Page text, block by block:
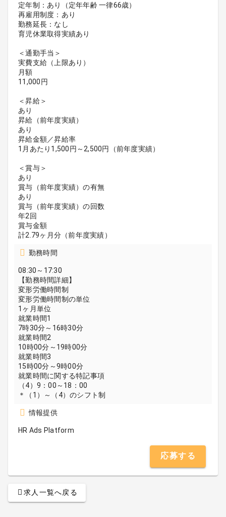
定年制：あり（定年年齢 一律66歳）
再雇用制度：あり
勤務延長：なし
育児休業取得実績あり
＜通勤手当＞
実費支給（上限あり）
月額
11,000円
＜昇給＞
あり
昇給（前年度実績）
あり
昇給金額／昇給率
1月あたり1,500円～2,500円（前年度実績）
＜賞与＞
あり
賞与（前年度実績）の有無
あり
賞与（前年度実績）の回数
年2回
賞与金額
計2.79ヶ月分（前年度実績）
勤務時間
08:30～17:30
【勤務時間詳細】
変形労働時間制
変形労働時間制の単位
1ヶ月単位
就業時間1
7時30分～16時30分
就業時間2
10時00分～19時00分
就業時間3
15時00分～9時00分
就業時間に関する特記事項
（4）9：00～18：00
＊（1）～（4）のシフト制
情報提供
HR Ads Platform
応募する
求人一覧へ戻る